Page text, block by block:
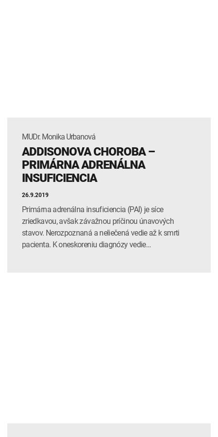
MUDr. Monika Urbanová
ADDISONOVA CHOROBA –
PRIMÁRNA ADRENÁLNA
INSUFICIENCIA
26.9.2019
Primárna adrenálna insuficiencia (PAI) je síce
zriedkavou, avšak závažnou príčinou únavových
stavov. Nerozpoznaná a neliečená vedie až k smrti
pacienta. K oneskoreniu diagnózy vedie…